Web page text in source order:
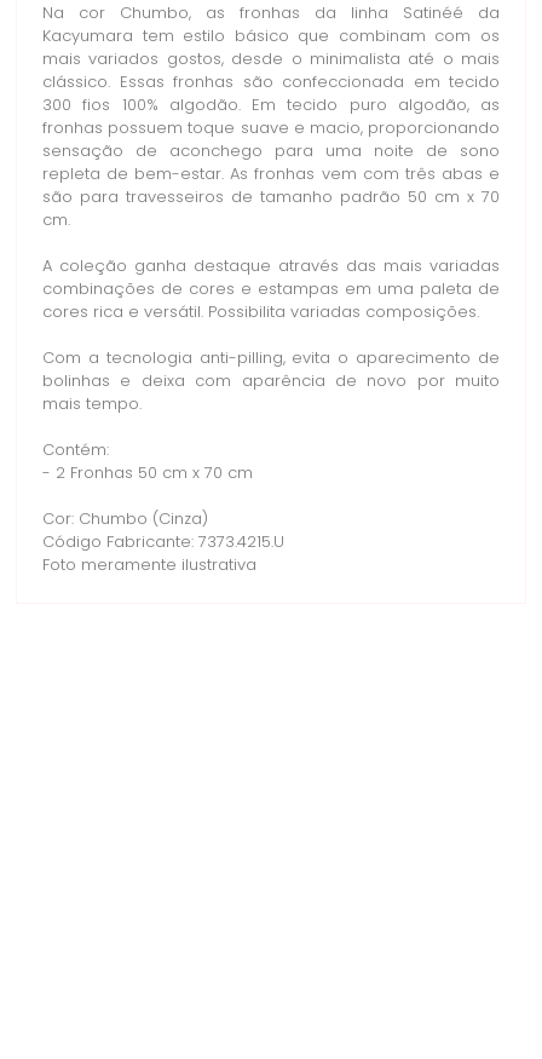
Na cor Chumbo, as fronhas da linha Satinéé da
Kacyumara tem estilo básico que combinam com os
mais variados gostos, desde o minimalista até o mais
clássico. Essas fronhas são confeccionada em tecido
300 fios 100% algodão. Em tecido puro algodão, as
fronhas possuem toque suave e macio, proporcionando
sensação de aconchego para uma noite de sono
repleta de bem-estar. As fronhas vem com três abas e
são para travesseiros de tamanho padrão 50 cm x 70
cm.
A coleção ganha destaque através das mais variadas
combinações de cores e estampas em uma paleta de
cores rica e versátil. Possibilita variadas composições.
Com a tecnologia anti-pilling, evita o aparecimento de
bolinhas e deixa com aparência de novo por muito
mais tempo.
Contém:
- 2 Fronhas 50 cm x 70 cm
Cor: Chumbo (Cinza)
Código Fabricante: 7373.4215.U
Foto meramente ilustrativa